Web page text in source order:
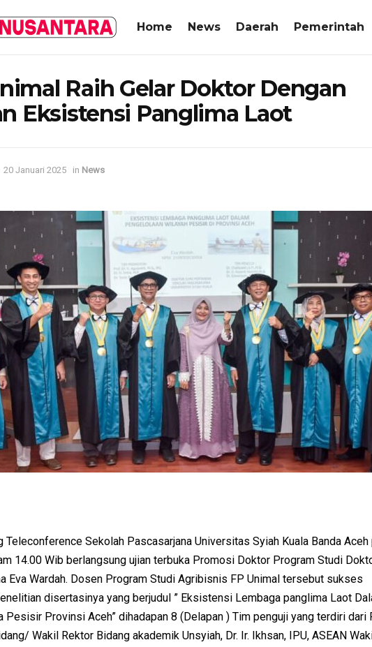
Home News Daerah Pemerintah
Raih Gelar Doktor Dengan
Eksistensi Panglima Laot
20 Januari 2025 in News
Teleconference Sekolah Pascasarjana Universitas Syiah Kuala Banda Aceh
14.00 Wib berlangsung ujian terbuka Promosi Doktor Program Studi
Eva Wardah. Dosen Program Studi Agribisnis FP Unimal tersebut sukses
disertasinya yang berjudul ” Eksistensi Lembaga panglima Laot
Pesisir Provinsi Aceh” dihadapan 8 (Delapan ) Tim penguji yang terdiri dari
Wakil Rektor Bidang akademik Unsyiah, Dr. Ir. Ikhsan, IPU, ASEAN